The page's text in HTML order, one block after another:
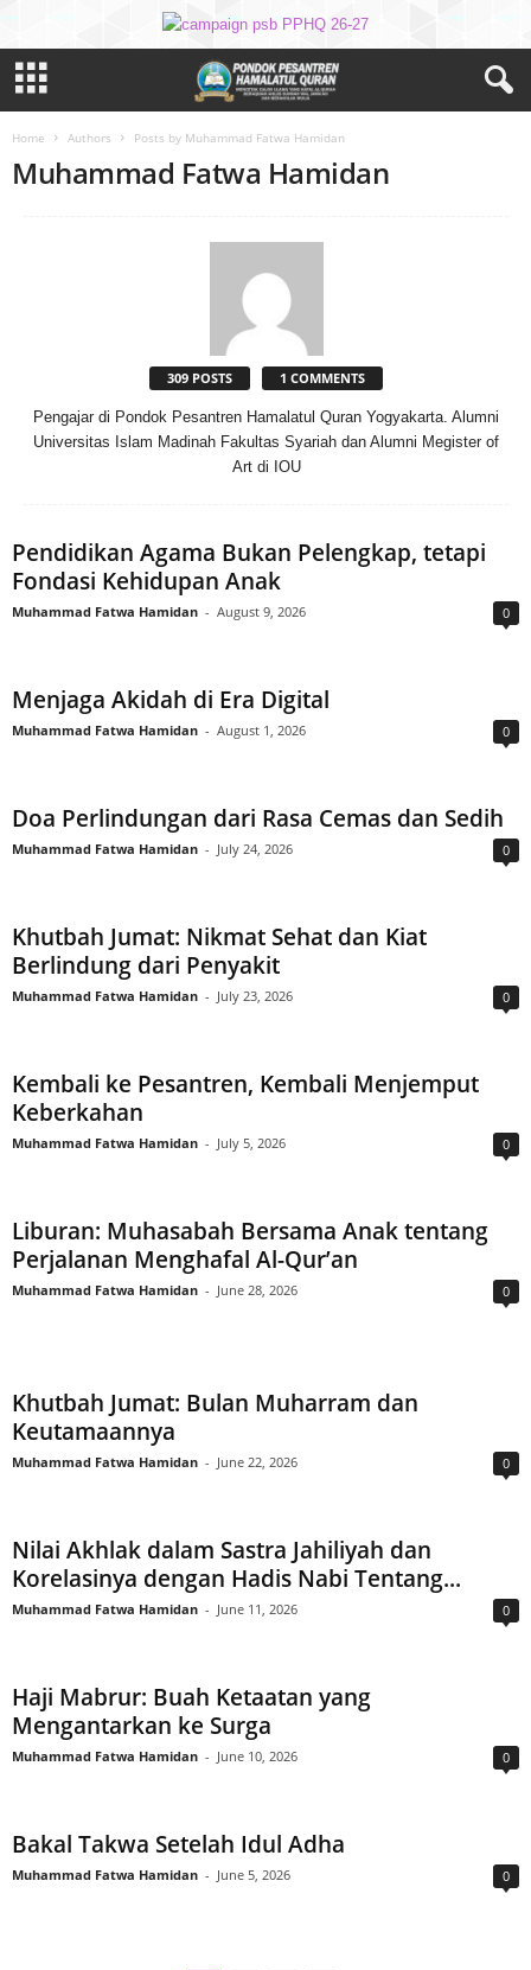
Home Authors Posts by Muhammad Fatwa Hamidan
Muhammad Fatwa Hamidan
309 POSTS 1 COMMENTS
Pengajar di Pondok Pesantren Hamalatul Quran Yogyakarta. Alumni
Universitas Islam Madinah Fakultas Syariah dan Alumni Megister of
Art di IOU
Pendidikan Agama Bukan Pelengkap, tetapi
Fondasi Kehidupan Anak
Muhammad Fatwa Hamidan - August 9, 2026 0
Menjaga Akidah di Era Digital
Muhammad Fatwa Hamidan - August 1, 2026 0
Doa Perlindungan dari Rasa Cemas dan Sedih
Muhammad Fatwa Hamidan - July 24, 2026 0
Khutbah Jumat: Nikmat Sehat dan Kiat
Berlindung dari Penyakit
Muhammad Fatwa Hamidan - July 23, 2026 0
Kembali ke Pesantren, Kembali Menjemput
Keberkahan
Muhammad Fatwa Hamidan - July 5, 2026 0
Liburan: Muhasabah Bersama Anak tentang
Perjalanan Menghafal Al-Qur’an
Muhammad Fatwa Hamidan - June 28, 2026 0
Khutbah Jumat: Bulan Muharram dan
Keutamaannya
Muhammad Fatwa Hamidan - June 22, 2026 0
Nilai Akhlak dalam Sastra Jahiliyah dan
Korelasinya dengan Hadis Nabi Tentang...
Muhammad Fatwa Hamidan - June 11, 2026 0
Haji Mabrur: Buah Ketaatan yang
Mengantarkan ke Surga
Muhammad Fatwa Hamidan - June 10, 2026 0
Bakal Takwa Setelah Idul Adha
Muhammad Fatwa Hamidan - June 5, 2026 0